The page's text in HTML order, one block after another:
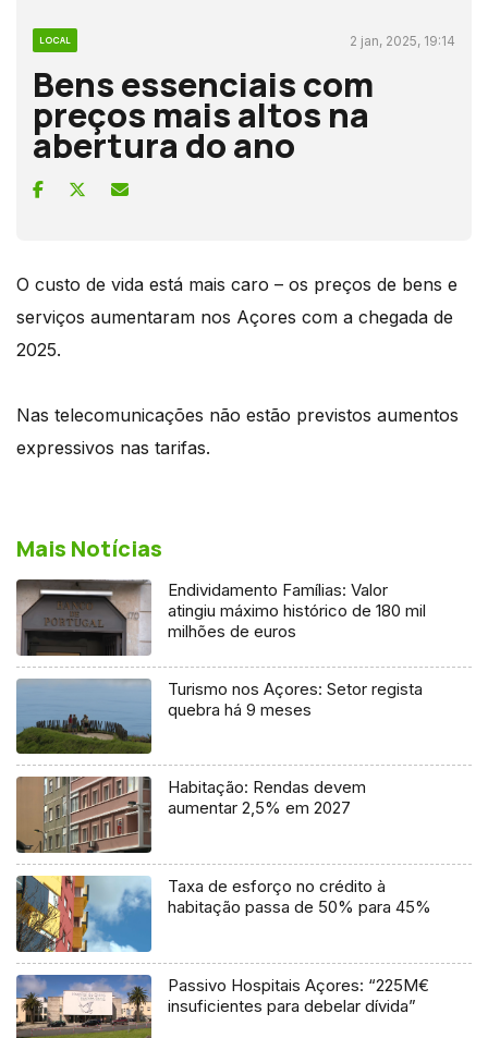
LOCAL 2 jan, 2025, 19:14
Bens essenciais com
preços mais altos na
abertura do ano
O custo de vida está mais caro – os preços de bens e
serviços aumentaram nos Açores com a chegada de
2025.
Nas telecomunicações não estão previstos aumentos
expressivos nas tarifas.
Mais Notícias
Endividamento Famílias: Valor
atingiu máximo histórico de 180 mil
milhões de euros
Turismo nos Açores: Setor regista
quebra há 9 meses
Habitação: Rendas devem
aumentar 2,5% em 2027
Taxa de esforço no crédito à
habitação passa de 50% para 45%
Passivo Hospitais Açores: “225M€
insuficientes para debelar dívida”